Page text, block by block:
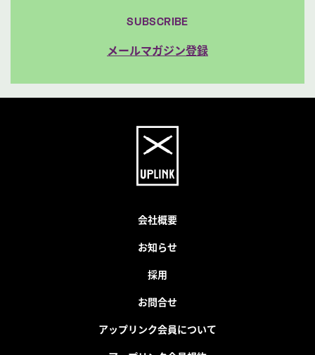
SUBSCRIBE
メールマガジン登録
会社概要
お知らせ
採用
お問合せ
アップリンク会員について